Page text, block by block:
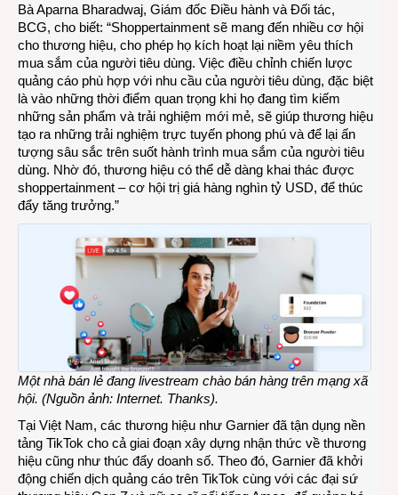
Bà Aparna Bharadwaj, Giám đốc Điều hành và Đối tác,
BCG, cho biết: “Shoppertainment sẽ mang đến nhiều cơ hội
cho thương hiệu, cho phép họ kích hoạt lại niềm yêu thích
mua sắm của người tiêu dùng. Việc điều chỉnh chiến lược
quảng cáo phù hợp với nhu cầu của người tiêu dùng, đặc biệt
là vào những thời điểm quan trọng khi họ đang tìm kiếm
những sản phẩm và trải nghiệm mới mẻ, sẽ giúp thương hiệu
tạo ra những trải nghiệm trực tuyến phong phú và để lại ấn
tượng sâu sắc trên suốt hành trình mua sắm của người tiêu
dùng. Nhờ đó, thương hiệu có thể dễ dàng khai thác được
shoppertainment – cơ hội trị giá hàng nghìn tỷ USD, để thúc
đẩy tăng trưởng.”
Một nhà bán lẻ đang livestream chào bán hàng trên mạng xã
hội. (Nguồn ảnh: Internet. Thanks).
Tại Việt Nam, các thương hiệu như Garnier đã tận dụng nền
tảng TikTok cho cả giai đoạn xây dựng nhận thức về thương
hiệu cũng như thúc đẩy doanh số. Theo đó, Garnier đã khởi
động chiến dịch quảng cáo trên TikTok cùng với các đại sứ